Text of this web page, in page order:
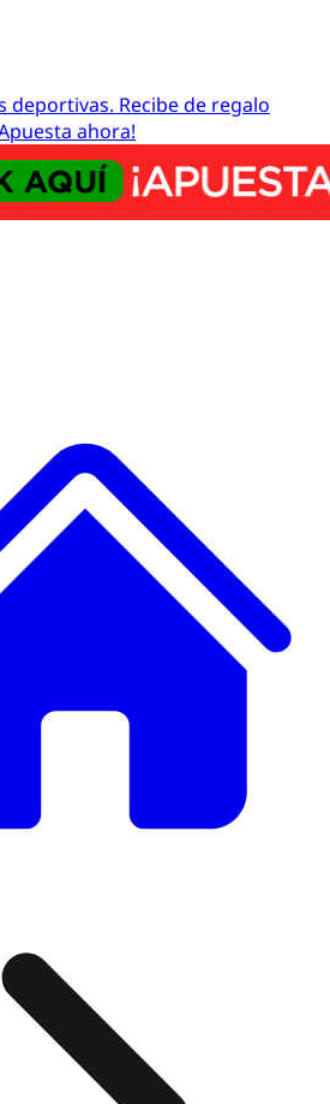
deportivas. Recibe de regalo
ahora!